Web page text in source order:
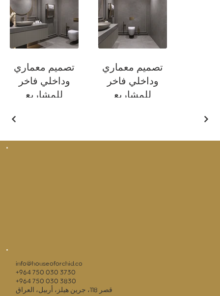
تصميم معماري
وداخلي فاخر
للمشاريع
تصميم معماري
وداخلي فاخر
للمشاريع
info@houseoforchid.co
+964 750 030 3730
+964 750 030 3830
قصر 118، جرين هيلز، أربيل، العراق